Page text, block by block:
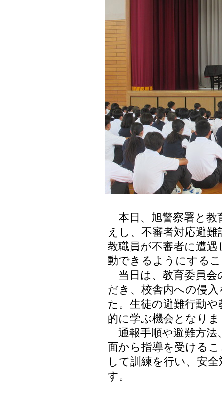
本日、旭警察署と教
えし、不審者対応避
教職員が不審者に遭
動できるようにする
当日は、教育委員会
だき、校舎内への侵
た。生徒の避難行動
的に学ぶ機会となり
通報手順や避難方法
面から指導を受ける
して訓練を行い、安
す。